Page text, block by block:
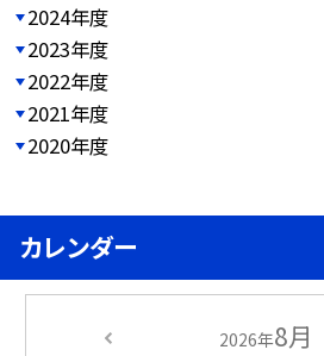
2024年度
2023年度
2022年度
2021年度
2020年度
カレンダー
2026年8月